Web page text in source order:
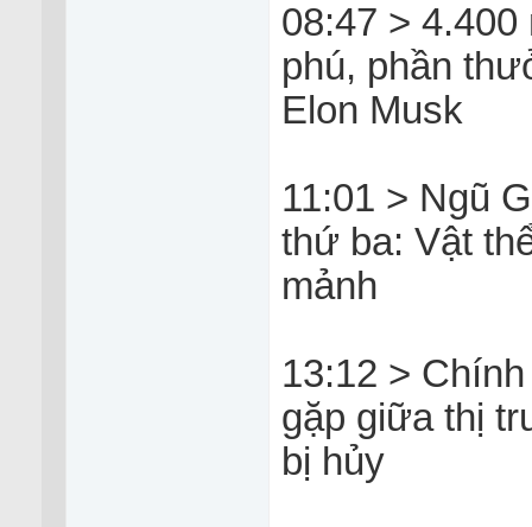
08:47 >
phú, phần
Elon Musk
11:01 > Ngũ
thứ ba: Vật
mảnh
13:12 >
gặp giữa thị
bị hủy